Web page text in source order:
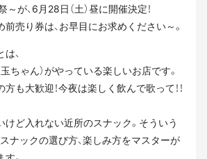
が、6月28日（土）昼に開催決定！
売り券は、お早目にお求めください～。
、
ちゃん）がやっている楽しいお店です。
も大歓迎！今夜は楽しく飲んで歌って！！
けど入れない近所のスナック。そういう
ナックの選び方、楽しみ方をマスターが